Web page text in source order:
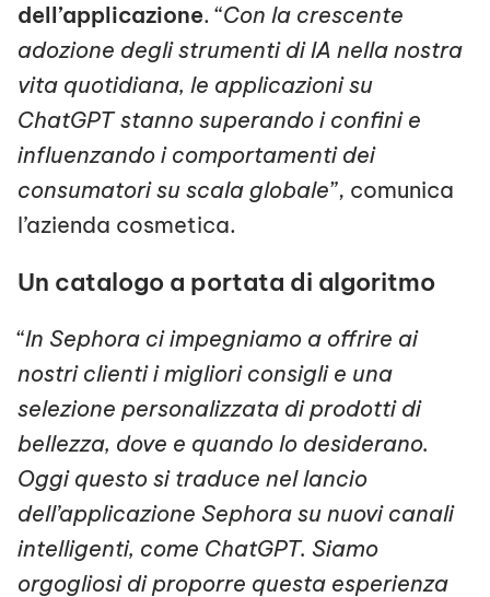
dell’applicazione. “Con la crescente
adozione degli strumenti di IA nella nostra
vita quotidiana, le applicazioni su
ChatGPT stanno superando i confini e
influenzando i comportamenti dei
consumatori su scala globale”, comunica
l’azienda cosmetica.
Un catalogo a portata di algoritmo
“In Sephora ci impegniamo a offrire ai
nostri clienti i migliori consigli e una
selezione personalizzata di prodotti di
bellezza, dove e quando lo desiderano.
Oggi questo si traduce nel lancio
dell’applicazione Sephora su nuovi canali
intelligenti, come ChatGPT. Siamo
orgogliosi di proporre questa esperienza